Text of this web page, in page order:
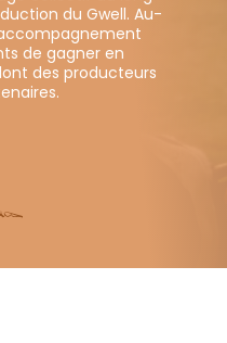
du Gwell. Au-
de gagner en
des producteurs